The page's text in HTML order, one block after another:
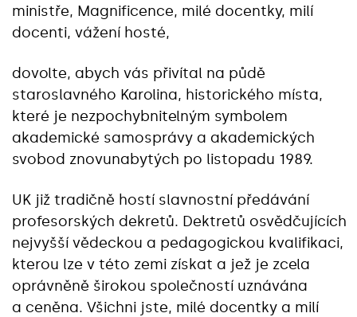
ministře, Magnificence, milé docentky, milí
docenti, vážení hosté,
dovolte, abych vás přivítal na půdě
staroslavného Karolina, historického místa,
které je nezpochybnitelným symbolem
akademické samosprávy a akademických
svobod znovunabytých po listopadu 1989.
UK již tradičně hostí slavnostní předávání
profesorských dekretů. Dektretů osvědčujících
nejvyšší vědeckou a pedagogickou kvalifikaci,
kterou lze v této zemi získat a jež je zcela
oprávněně širokou společností uznávána
a ceněna. Všichni jste, milé docentky a milí